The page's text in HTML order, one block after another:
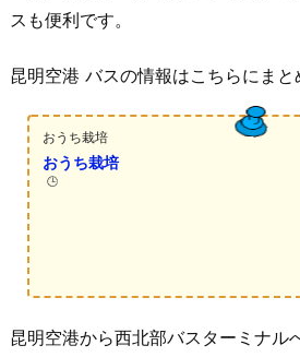
スも便利です。
昆明空港 バスの情報はこちらにまと
おうち栽培
おうち栽培
🕒️
昆明空港から西北部バスターミナル